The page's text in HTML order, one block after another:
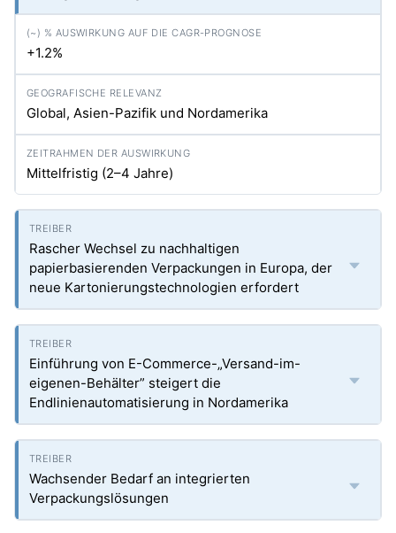
+1.2%
Global, Asien-Pazifik und Nordamerika
Mittelfristig (2–4 Jahre)
Rascher Wechsel zu nachhaltigen
papierbasierenden Verpackungen in Europa, der
neue Kartonierungstechnologien erfordert
Einführung von E-Commerce-„Versand-im-
eigenen-Behälter” steigert die
Endlinienautomatisierung in Nordamerika
Wachsender Bedarf an integrierten
Verpackungslösungen